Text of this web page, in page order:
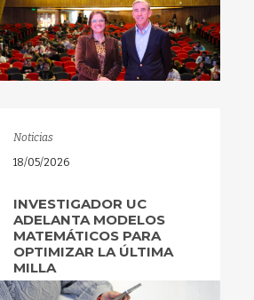
Noticias
18/05/2026
INVESTIGADOR UC
ADELANTA MODELOS
MATEMÁTICOS PARA
OPTIMIZAR LA ÚLTIMA
MILLA